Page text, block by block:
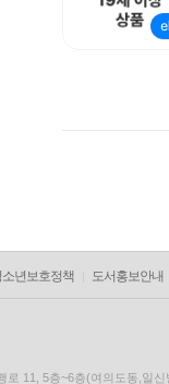
소년보호정책 도서홍보안내
로 11, 5층~6층(여의도동,일신